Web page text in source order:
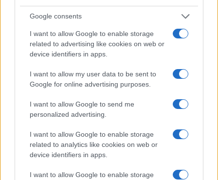
Google consents
I want to allow Google to enable storage
related to advertising like cookies on web or
device identifiers in apps.
I want to allow my user data to be sent to
Google for online advertising purposes.
I want to allow Google to send me
personalized advertising.
I want to allow Google to enable storage
related to analytics like cookies on web or
device identifiers in apps.
I want to allow Google to enable storage
Τουρισμός για όλους: Ξεκινούν οι
ΝΕΕΣ αιτήσεις στο
tourism4all.gov.gr- Η διαδικασία
04/07/2021 - 10:04
«Τουρισμός για Όλους»: Ποίοι
ΝΕΟΙ δικαιούχοι μπορούν να
κάνουν αιτήσεις
02/07/2021 - 20:00